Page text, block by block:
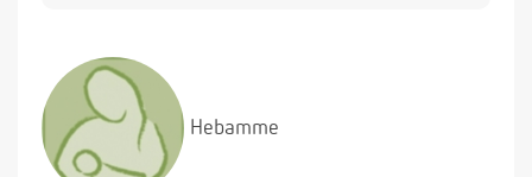
gewöhnen? Ich probiers immer wieder mal aber Sie
weigert sich. Kekse knabbert sie selbst an oder
Apfelstücke, einfach Sachen die Sie selbst in die
Hand nehmen kann. Bitte Hilfe!!
Hebamme